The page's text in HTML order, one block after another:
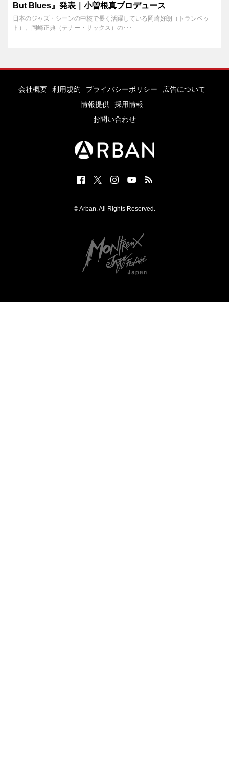
But Blues』発表｜小曽根真プロデュース
日本のジャズ・シーンの中核で長く活躍している岡崎好朗（トランペッ
ト）、岡崎正典（テナー・サックス）の･･･
会社概要 利用規約 プライバシーポリシー
広告について
情報提供
採用情報
お問い合わせ
© Arban. All Rights Reserved.